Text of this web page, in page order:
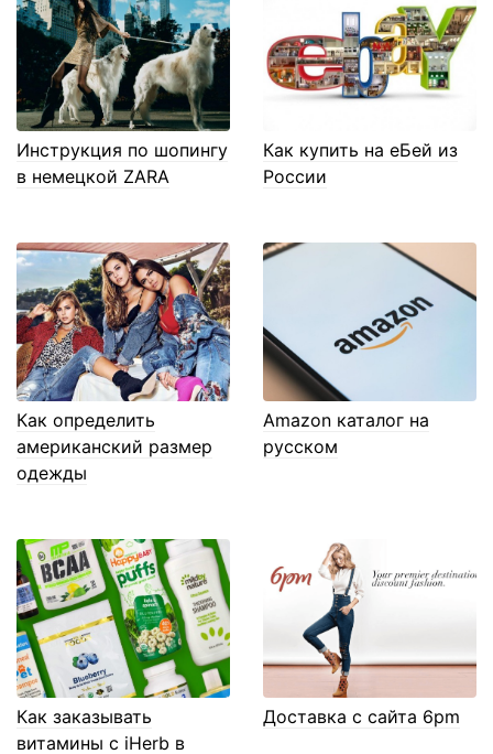
Инструкция по шопингу
в немецкой ZARA
Как купить на еБей из
России
Как определить
американский размер
одежды
Amazon каталог на
русском
Как заказывать
витамины с iHerb в
Доставка с сайта 6pm